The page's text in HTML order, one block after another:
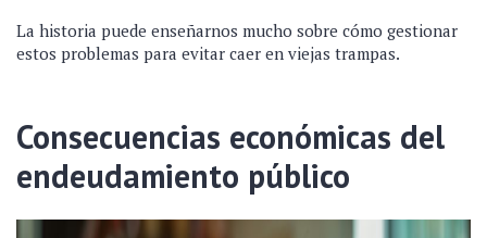
La historia puede enseñarnos mucho sobre cómo gestionar
estos problemas para evitar caer en viejas trampas.
Consecuencias económicas del
endeudamiento público